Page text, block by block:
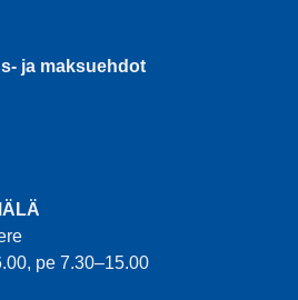
ja maksuehdot
pe 7.30–15.00